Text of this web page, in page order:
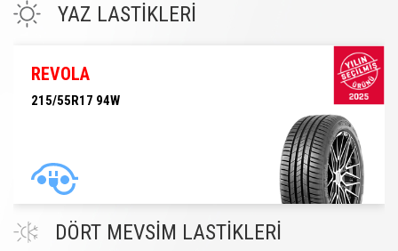
YAZ LASTİKLERİ
REVOLA
215/55R17 94W
DÖRT MEVSİM LASTİKLERİ